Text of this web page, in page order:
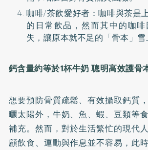
咖啡/茶飲愛好者：咖啡與茶是
的日常飲品，然而其中的咖
失，讓原本就不足的「骨本」雪
鈣含量約等於1杯牛奶 聰明高效護骨
想要預防骨質疏鬆、有效攝取鈣質
曬太陽外，牛奶、魚、蝦、豆類等
補充。然而，對於生活繁忙的現代
顧飲食、運動與作息並不容易，此